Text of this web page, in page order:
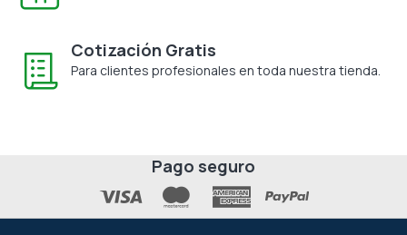
Cotización Gratis
Para clientes profesionales en toda nuestra tienda.
Pago seguro